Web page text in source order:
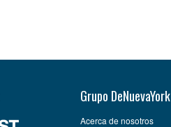
Grupo DeNuevaYork
Acerca de nosotros